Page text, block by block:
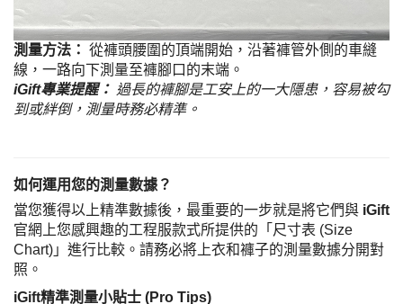
測量方法： 從褲頭腰圍的頂端開始，沿著褲管外側的車縫
線，一路向下測量至褲腳口的末端。
iGift專業提醒： 過長的褲腳是工安上的一大隱患，容易被勾
到或絆倒，測量時務必精準。
如何運用您的測量數據？
當您獲得以上精準數據後，最重要的一步就是將它們與 iGift
官網上您感興趣的工程服款式所提供的「尺寸表 (Size
Chart)」進行比較。請務必將上衣和褲子的測量數據分開對
照。
iGift精準測量小貼士 (Pro Tips)